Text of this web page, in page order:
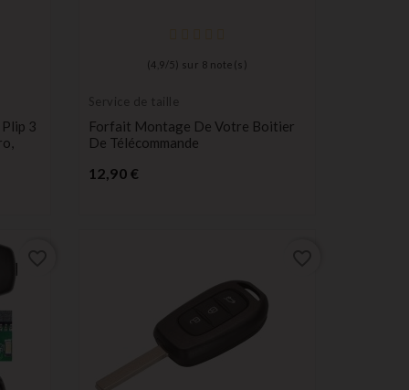
3
(4,9 / 5) sur 8 note(s)
Service de taille
Forfait Montage De Votre Boitier
De Télécommande
12,90 €